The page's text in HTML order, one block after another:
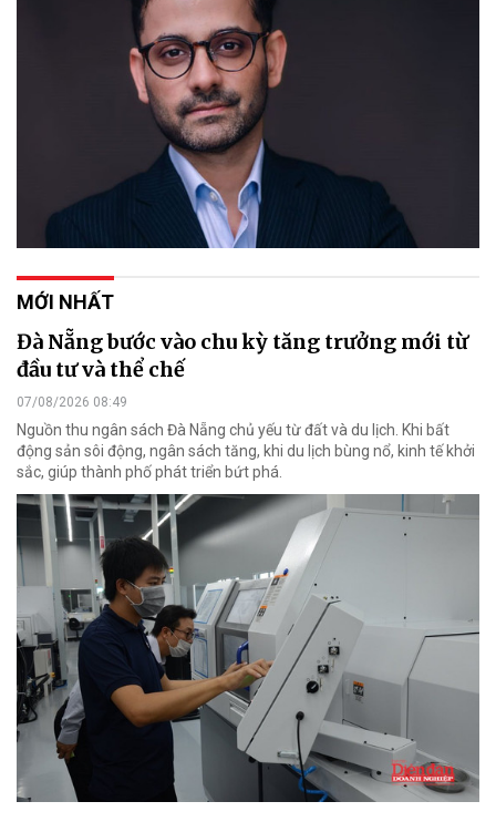
MỚI NHẤT
Đà Nẵng bước vào chu kỳ tăng trưởng mới từ
đầu tư và thể chế
07/08/2026 08:49
Nguồn thu ngân sách Đà Nẵng chủ yếu từ đất và du lịch. Khi bất
động sản sôi động, ngân sách tăng, khi du lịch bùng nổ, kinh tế khởi
sắc, giúp thành phố phát triển bứt phá.